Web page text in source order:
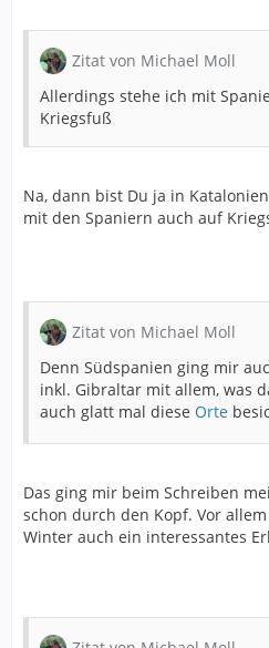
Zitat von Michael Moll
Allerdings stehe ich mit
Kriegsfuß
Na, dann bist Du ja in
mit den Spaniern auch auf
Zitat von Michael Moll
Denn Südspanien ging mir
inkl. Gibraltar mit allem, was
auch glatt mal diese Orte
Das ging mir beim Schreiben
schon durch den Kopf. Vor
Winter auch ein interessantes